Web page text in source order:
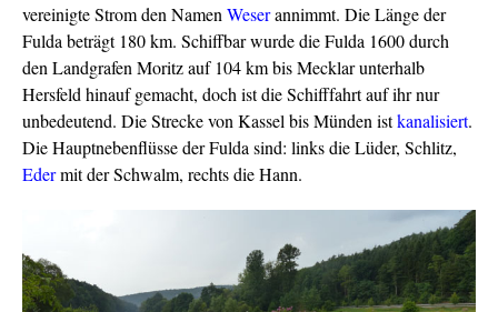
vereinigte Strom den Namen Weserannimmt. Die Länge der
Fulda beträgt 180 km. Schiffbar wurde die Fulda 1600 durch
den Landgrafen Moritz auf 104 km bis Mecklar unterhalb
Hersfeld hinauf gemacht, doch ist die Schifffahrt auf ihr nur
unbedeutend. Die Strecke von Kassel bis Münden istkanalisiert.
Die Hauptnebenflüsse der Fulda sind: links die Lüder, Schlitz,
Edermit der Schwalm, rechts die Hann.